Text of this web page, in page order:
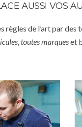
AUSSI VOS
règles de l’art par
,toutes marqueset